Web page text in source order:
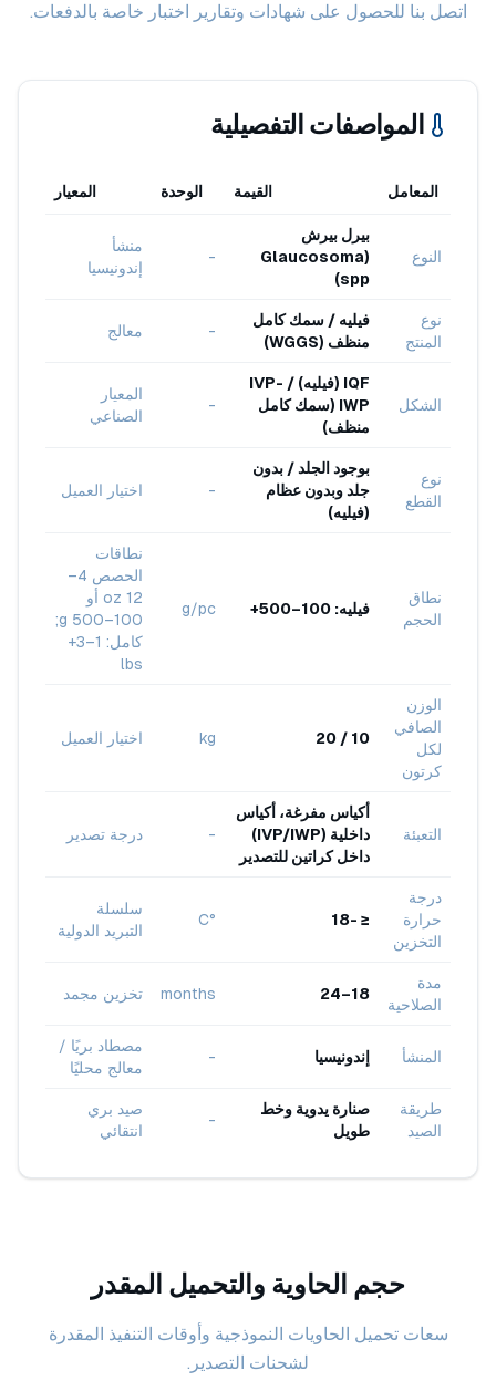
اتصل بنا للحصول على شهادات وتقارير اختبار خاصة بالدفعات.
المواصفات التفصيلية
المعامل القيمة الوحدة المعيار
النوع
بيرل بيرش
(Glaucosoma
spp)
-
منشأ
إندونيسيا
نوع
المنتج
فيليه / سمك كامل
منظف (WGGS)
- معالج
الشكل
IQF (فيليه) / IVP-
IWP (سمك كامل
منظف)
-
المعيار
الصناعي
نوع
القطع
بوجود الجلد / بدون
جلد وبدون عظام
(فيليه)
- اختيار العميل
نطاق
الحجم
فيليه: 100–500+ g/pc
نطاقات
الحصص 4–
12 oz أو
100–500 g;
كامل: 1–3+
lbs
الوزن
الصافي
لكل
كرتون
10 / 20
kg اختيار العميل
التعبئة
أكياس مفرغة، أكياس
داخلية (IVP/IWP)
داخل كراتين للتصدير
- درجة تصدير
درجة
حرارة
التخزين
≤ -18
°C
سلسلة
التبريد الدولية
مدة
الصلاحية
18–24
months تخزين مجمد
المنشأ إندونيسيا -
مصطاد بريًا /
معالج محليًا
طريقة
الصيد
صنارة يدوية وخط
طويل
-
صيد بري
انتقائي
حجم الحاوية والتحميل المقدر
سعات تحميل الحاويات النموذجية وأوقات التنفيذ المقدرة
لشحنات التصدير.